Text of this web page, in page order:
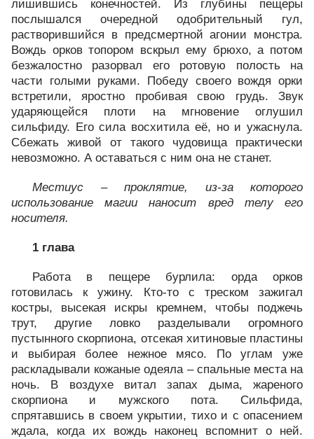
лишившись конечностей. Из глубины пещеры
послышался очередной одобрительный гул,
растворившийся в предсмертной агонии монстра.
Вождь орков топором вскрыл ему брюхо, а потом
безжалостно разорвал его ротовую полость на
части голыми руками. Победу своего вождя орки
встретили, яростно пробивая свою грудь. Звук
ударяющейся плоти на мгновение оглушил
сильфиду. Его сила восхитила её, но и ужаснула.
Сбежать живой от такого чудовища практически
невозможно. А оставаться с ним она не станет.
Местиус – проклятие, из‑за которого
использование магии наносит вред телу его
носителя.
1 глава
Работа в пещере бурлила: орда орков
готовилась к ужину. Кто-то с треском зажигал
костры, высекая искры кремнем, чтобы поджечь
трут, другие ловко разделывали огромного
пустынного скорпиона, отсекая хитиновые пластины
и выбирая более нежное мясо. По углам уже
раскладывали кожаные одеяла – спальные места на
ночь. В воздухе витал запах дыма, жареного
скорпиона и мужского пота. Сильфида,
спрятавшись в своем укрытии, тихо и с опасением
ждала, когда их вождь наконец вспомнит о ней.